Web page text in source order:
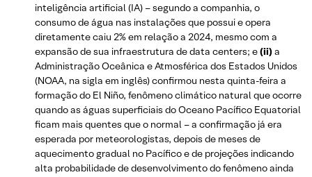
inteligência artificial (IA) – segundo a companhia, o
consumo de água nas instalações que possui e opera
diretamente caiu 2% em relação a 2024, mesmo com a
expansão de sua infraestrutura de data centers; e(ii)a
Administração Oceânica e Atmosférica dos Estados Unidos
(NOAA, na sigla em inglês) confirmou nesta quinta-feira a
formação do El Niño, fenômeno climático natural que ocorre
quando as águas superficiais do Oceano Pacífico Equatorial
ficam mais quentes que o normal – a confirmação já era
esperada por meteorologistas, depois de meses de
aquecimento gradual no Pacífico e de projeções indicando
alta probabilidade de desenvolvimento do fenômeno ainda